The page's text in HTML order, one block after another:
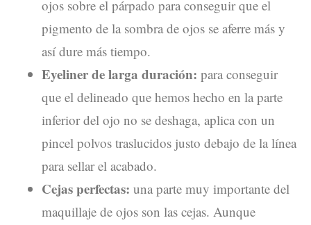
ojos sobre el párpado para conseguir que el
pigmento de la sombra de ojos se aferre más y
así dure más tiempo.
Eyeliner de larga duración: para conseguir
que el delineado que hemos hecho en la parte
inferior del ojo no se deshaga, aplica con un
pincel polvos traslucidos justo debajo de la línea
para sellar el acabado.
Cejas perfectas: una parte muy importante del
maquillaje de ojos son las cejas. Aunque